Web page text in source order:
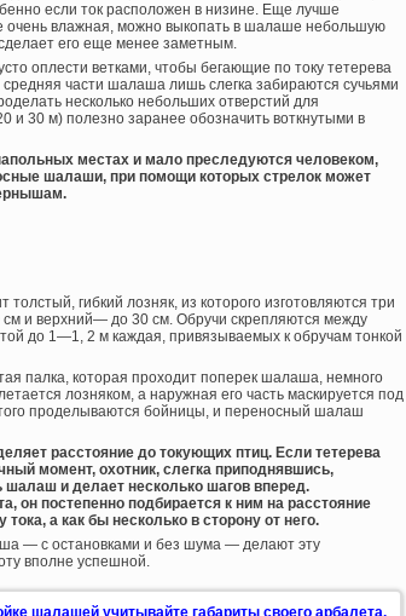
если ток расположен в низине. Еще лучше
очень влажная, можно выкопать в шалаше небольшую
его еще менее заметным.
оплести ветками, чтобы бегающие по току тетерева
части шалаша лишь слегка забираются сучьями
несколько небольших отверстий для
и 30 м) полезно заранее обозначить воткнутыми в
местах и мало преследуются человеком,
шалаши, при помощи которых стрелок может
гибкий лозняк, из которого изготовляются три
и верхний— до 30 см. Обручи скрепляются между
до 1—1, 2 м каждая, привязываемых к обручам тонкой
палка, которая проходит поперек шалаша, немного
лозняком, а наружная его часть маскируется под
проделываются бойницы, и переносный шалаш
расстояние до токующих птиц. Если тетерева
момент, охотник, слегка приподнявшись,
и делает несколько шагов вперед.
он постепенно подбирается к ним на расстояние
а как бы несколько в сторону от него.
— с остановками и без шума — делают эту
вполне успешной.